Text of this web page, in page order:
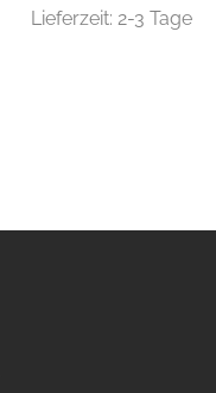
Lieferzeit: 2-3 Tage